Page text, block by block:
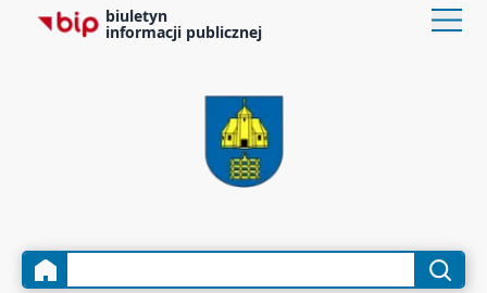
biuletyn
informacji publicznej